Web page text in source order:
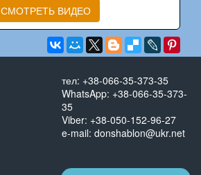
СМОТРЕТЬ ВИДЕО
тел: +38-066-35-373-35
WhatsApp: +38-066-35-373-
35
Viber: +38-050-152-96-27
e-mail: donshablon@ukr.net